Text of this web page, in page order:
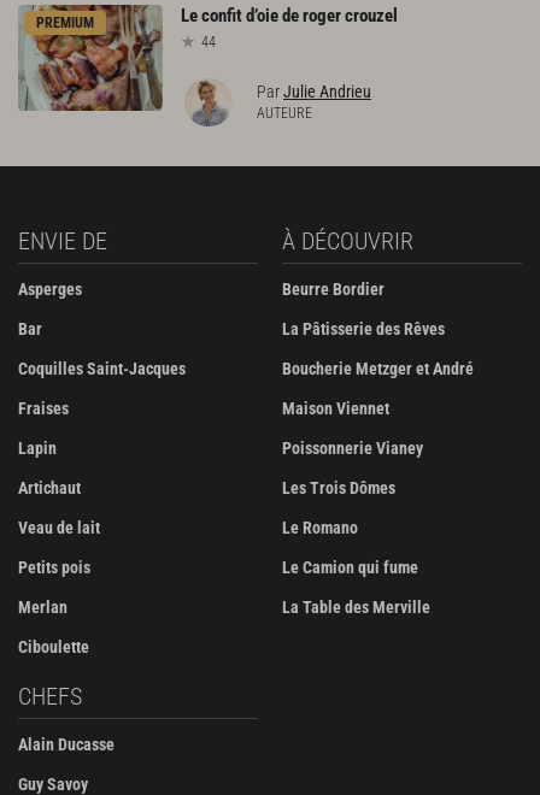
PREMIUM Leconfitd’oiederogercrouzel
44
ParJulie Andrieu
AUTEURE
ENVIE DE
Asperges
Bar
Coquilles Saint-Jacques
Fraises
Lapin
Artichaut
Veau de lait
Petits pois
Merlan
Ciboulette
À DÉCOUVRIR
Beurre Bordier
La Pâtisserie des Rêves
Boucherie Metzger et André
Maison Viennet
Poissonnerie Vianey
Les Trois Dômes
Le Romano
Le Camion qui fume
La Table des Merville
CHEFS
Alain Ducasse
Guy Savoy